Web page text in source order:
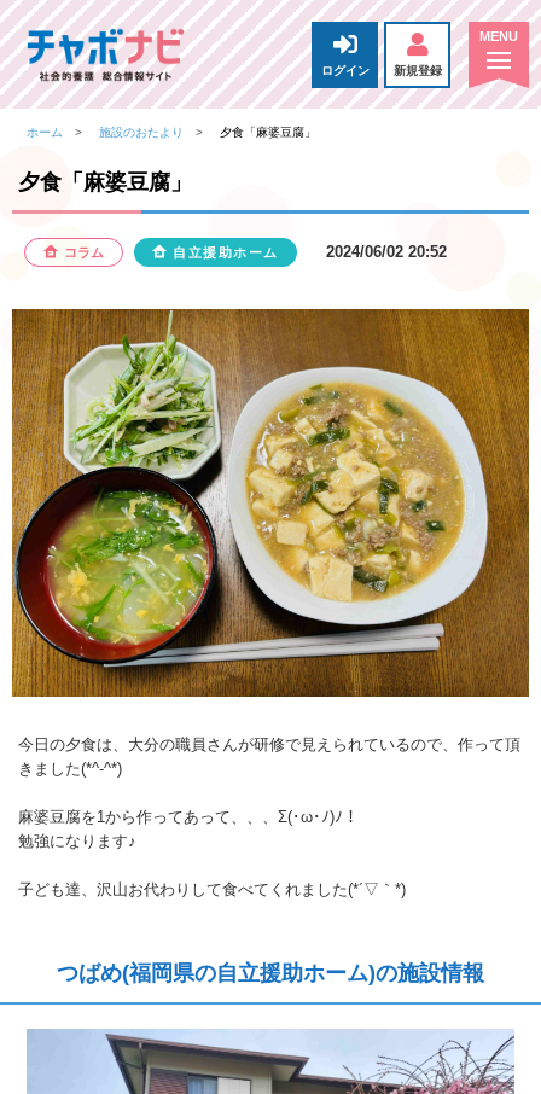
ログイン 新規登録
ホーム 施設のおたより 夕食「麻婆豆腐」
夕食「麻婆豆腐」
コラム 自立援助ホーム 2024/06/02 20:52
今日の夕食は、大分の職員さんが研修で見えられているので、作って頂
きました(*^-^*)
麻婆豆腐を1から作ってあって、、、Σ(･ω･ﾉ)ﾉ！
勉強になります♪
子ども達、沢山お代わりして食べてくれました(*´▽｀*)
つばめ(福岡県の自立援助ホーム)の施設情報